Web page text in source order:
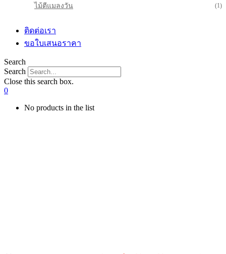
ไม้ตีแมลงวัน (1)
ติดต่อเรา
ขอใบเสนอราคา
Search
Search
Close this search box.
0
No products in the list